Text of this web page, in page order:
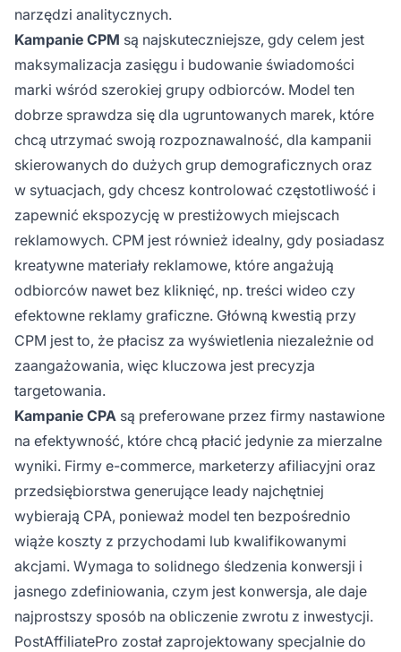
narzędzi analitycznych.
Kampanie CPM są najskuteczniejsze, gdy celem jest
maksymalizacja zasięgu i budowanie świadomości
marki wśród szerokiej grupy odbiorców. Model ten
dobrze sprawdza się dla ugruntowanych marek, które
chcą utrzymać swoją rozpoznawalność, dla kampanii
skierowanych do dużych grup demograficznych oraz
w sytuacjach, gdy chcesz kontrolować częstotliwość i
zapewnić ekspozycję w prestiżowych miejscach
reklamowych. CPM jest również idealny, gdy posiadasz
kreatywne materiały reklamowe, które angażują
odbiorców nawet bez kliknięć, np. treści wideo czy
efektowne reklamy graficzne. Główną kwestią przy
CPM jest to, że płacisz za wyświetlenia niezależnie od
zaangażowania, więc kluczowa jest precyzja
targetowania.
Kampanie CPA są preferowane przez firmy nastawione
na efektywność, które chcą płacić jedynie za mierzalne
wyniki. Firmy e-commerce, marketerzy afiliacyjni oraz
przedsiębiorstwa generujące leady najchętniej
wybierają CPA, ponieważ model ten bezpośrednio
wiąże koszty z przychodami lub kwalifikowanymi
akcjami. Wymaga to solidnego śledzenia konwersji i
jasnego zdefiniowania, czym jest konwersja, ale daje
najprostszy sposób na obliczenie zwrotu z inwestycji.
PostAffiliatePro został zaprojektowany specjalnie do